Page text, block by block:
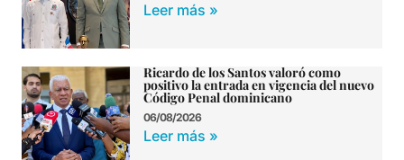
Leer más »
Ricardo de los Santos valoró como
positivo la entrada en vigencia del nuevo
Código Penal dominicano
06/08/2026
Leer más »